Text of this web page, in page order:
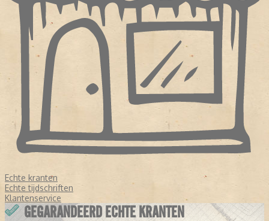
Echte kranten
Echte tijdschriften
Klantenservice
GEGARANDEERD ECHTE KRANTEN